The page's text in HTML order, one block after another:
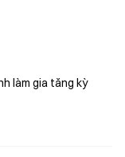
làm gia tăng kỳ